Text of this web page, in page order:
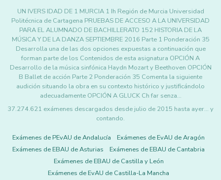
UN IVERS IDAD DE 1 MURCIA 1 Ih Región de Murcia Universidad
Politécnica de Cartagena PRUEBAS DE ACCESO A LA UNIVERSIDAD
PARA EL ALUMNADO DE BACHILLERATO 152 HISTORIA DE LA
MÚSICA Y DE LA DANZA SEPTIEMBRE 2016 Parte 1 Ponderación 35
Desarrolla una de las dos opciones expuestas a continuación que
forman parte de los Contenidos de esta asignatura OPCIÓN A
Desarrollo de la música sinfónica Haydn Mozart y Beethoven OPCIÓN
B Ballet de acción Parte 2 Ponderación 35 Comenta la siguiente
audición situando la obra en su contexto histórico y justificándolo
adecuadamente OPCIÓN A GLUCK Ch far senza…
37.274.621 exámenes descargados desde julio de 2015 hasta ayer... y
contando.
Exámenes de PEvAU de Andalucía
Exámenes de EvAU de Aragón
Exámenes de EBAU de Asturias
Exámenes de EBAU de Cantabria
Exámenes de EBAU de Castilla y León
Exámenes de EvAU de Castilla-La Mancha